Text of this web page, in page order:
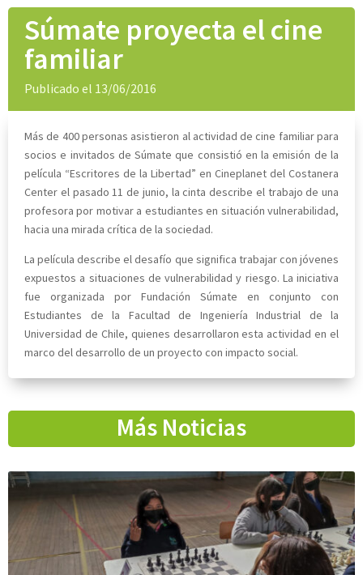
Súmate proyecta el cine
familiar
Publicado el 13/06/2016
Más de 400 personas asistieron al actividad de cine familiar para
socios e invitados de Súmate que consistió en la emisión de la
película “Escritores de la Libertad” en Cineplanet del Costanera
Center el pasado 11 de junio, la cinta describe el trabajo de una
profesora por motivar a estudiantes en situación vulnerabilidad,
hacia una mirada crítica de la sociedad.
La película describe el desafío que significa trabajar con jóvenes
expuestos a situaciones de vulnerabilidad y riesgo. La iniciativa
fue organizada por Fundación Súmate en conjunto con
Estudiantes de la Facultad de Ingeniería Industrial de la
Universidad de Chile, quienes desarrollaron esta actividad en el
marco del desarrollo de un proyecto con impacto social.
Más Noticias